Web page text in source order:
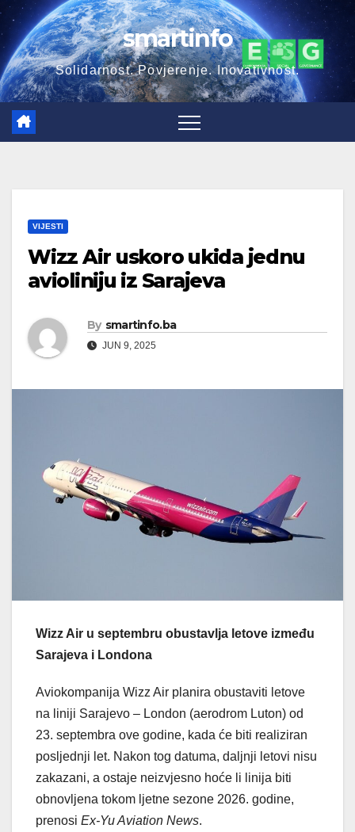
Skip
to
content
smartinfo
Solidarnost. Povjerenje. Inovativnost.
VIJESTI
Wizz Air uskoro ukida jednu
avioliniju iz Sarajeva
By smartinfo.ba
JUN 9, 2025
Wizz Air u septembru obustavlja letove između
Sarajeva i Londona
Aviokompanija Wizz Air planira obustaviti letove
na liniji Sarajevo – London (aerodrom Luton) od
23. septembra ove godine, kada će biti realiziran
posljednji let. Nakon tog datuma, daljnji letovi nisu
zakazani, a ostaje neizvjesno hoće li linija biti
obnovljena tokom ljetne sezone 2026. godine,
prenosi Ex-Yu Aviation News.